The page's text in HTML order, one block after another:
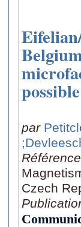
par
Référence
Czech